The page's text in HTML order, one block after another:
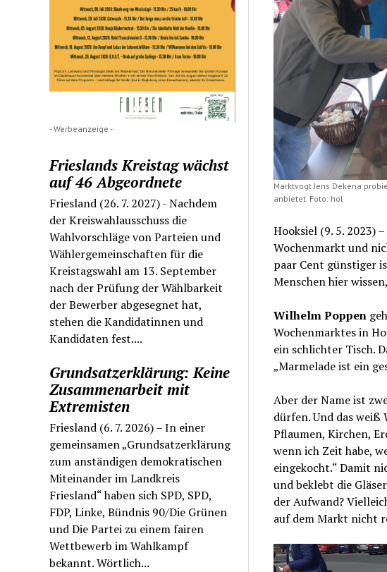
- Werbeanzeige -
Frieslands Kreistag wächst
auf 46 Abgeordnete
Friesland (26. 7. 2027) - Nachdem
der Kreiswahlausschuss die
Wahlvorschläge von Parteien und
Wählergemeinschaften für die
Kreistagswahl am 13. September
nach der Prüfung der Wählbarkeit
der Bewerber abgesegnet hat,
stehen die Kandidatinnen und
Kandidaten fest....
Grundsatzerklärung: Keine
Zusammenarbeit mit
Extremisten
Friesland (6. 7. 2026) – In einer
gemeinsamen „Grundsatzerklärung
zum anständigen demokratischen
Miteinander im Landkreis
Friesland“ haben sich SPD, SPD,
FDP, Linke, Bündnis 90/Die Grünen
und Die Partei zu einem fairen
Wettbewerb im Wahlkampf
bekannt. Wörtlich...
Marktvogt Jens Dekena
anbietet. Foto: hol
Hooksiel (9. 5. 2023)
Wochenmarkt und
paar Cent günstiger
Menschen hier
Wilhelm Poppen
Wochenmarktes in
ein schlichter Tisch.
„Marmelade ist ein
Aber der Name ist
dürfen. Und das weiß
Pflaumen, Kirchen,
wenn ich Zeit habe,
eingekocht.“ Damit
und beklebt die
der Aufwand?
auf dem Markt nicht